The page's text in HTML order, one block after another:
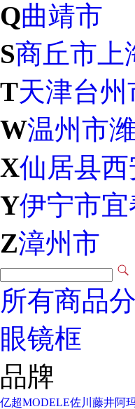
Q曲靖市
S商丘市
T天津台州
W温州市
X仙居县西
Y伊宁市
Z漳州市
所有商品
眼镜框
品牌
亿超MODELE佐川藤井阿